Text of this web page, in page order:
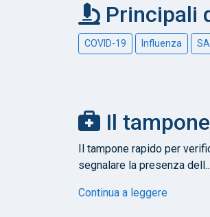
Principali
COVID-19 Influenza
Il
Il tampone rapido per
segnalare la presenza dell...
Continua a leggere